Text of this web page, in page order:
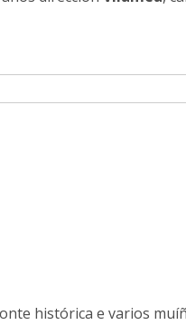
histórica e varios